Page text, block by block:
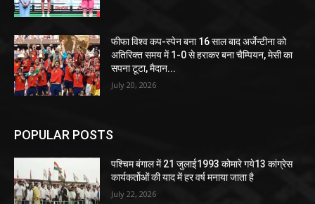
फीफा विश्व कप-स्पेन बना 16 साल बाद अर्जेन्टीना को
अतिरिक्त समय में 1-0 से हराकर बना चैम्पियन, मेसी का
सपना टूटा, मैदान...
July 20, 2026
POPULAR POSTS
पश्चिम बंगाल में 21 जुलाई1993 कोमारे गये13 कांग्रेस
कार्यकर्तोओं की याद में हर वर्ष मनाया जाता है
July 22, 2026